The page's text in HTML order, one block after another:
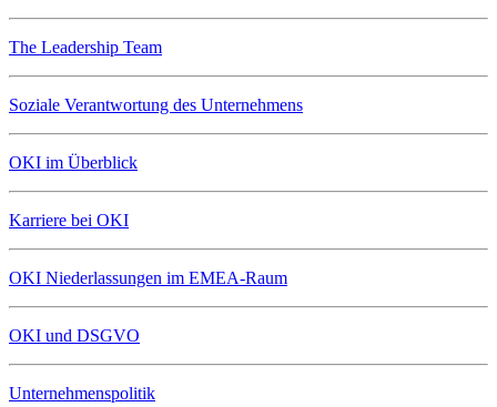
The Leadership Team
Soziale Verantwortung des Unternehmens
OKI im Überblick
Karriere bei OKI
OKI Niederlassungen im EMEA-Raum
OKI und DSGVO
Unternehmenspolitik